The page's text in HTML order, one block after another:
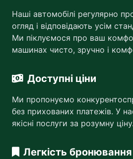
Наші автомобілі регулярно
огляд і відповідають усім
Ми піклуємося про ваш
машинах чисто, зручно і
Доступні ціни
Ми пропонуємо
без прихованих платежів. У
якісні послуги за розумну ціну.
Легкість бронювання